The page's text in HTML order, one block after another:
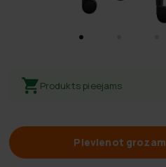
Produkts pieejams
Pievienot grozam